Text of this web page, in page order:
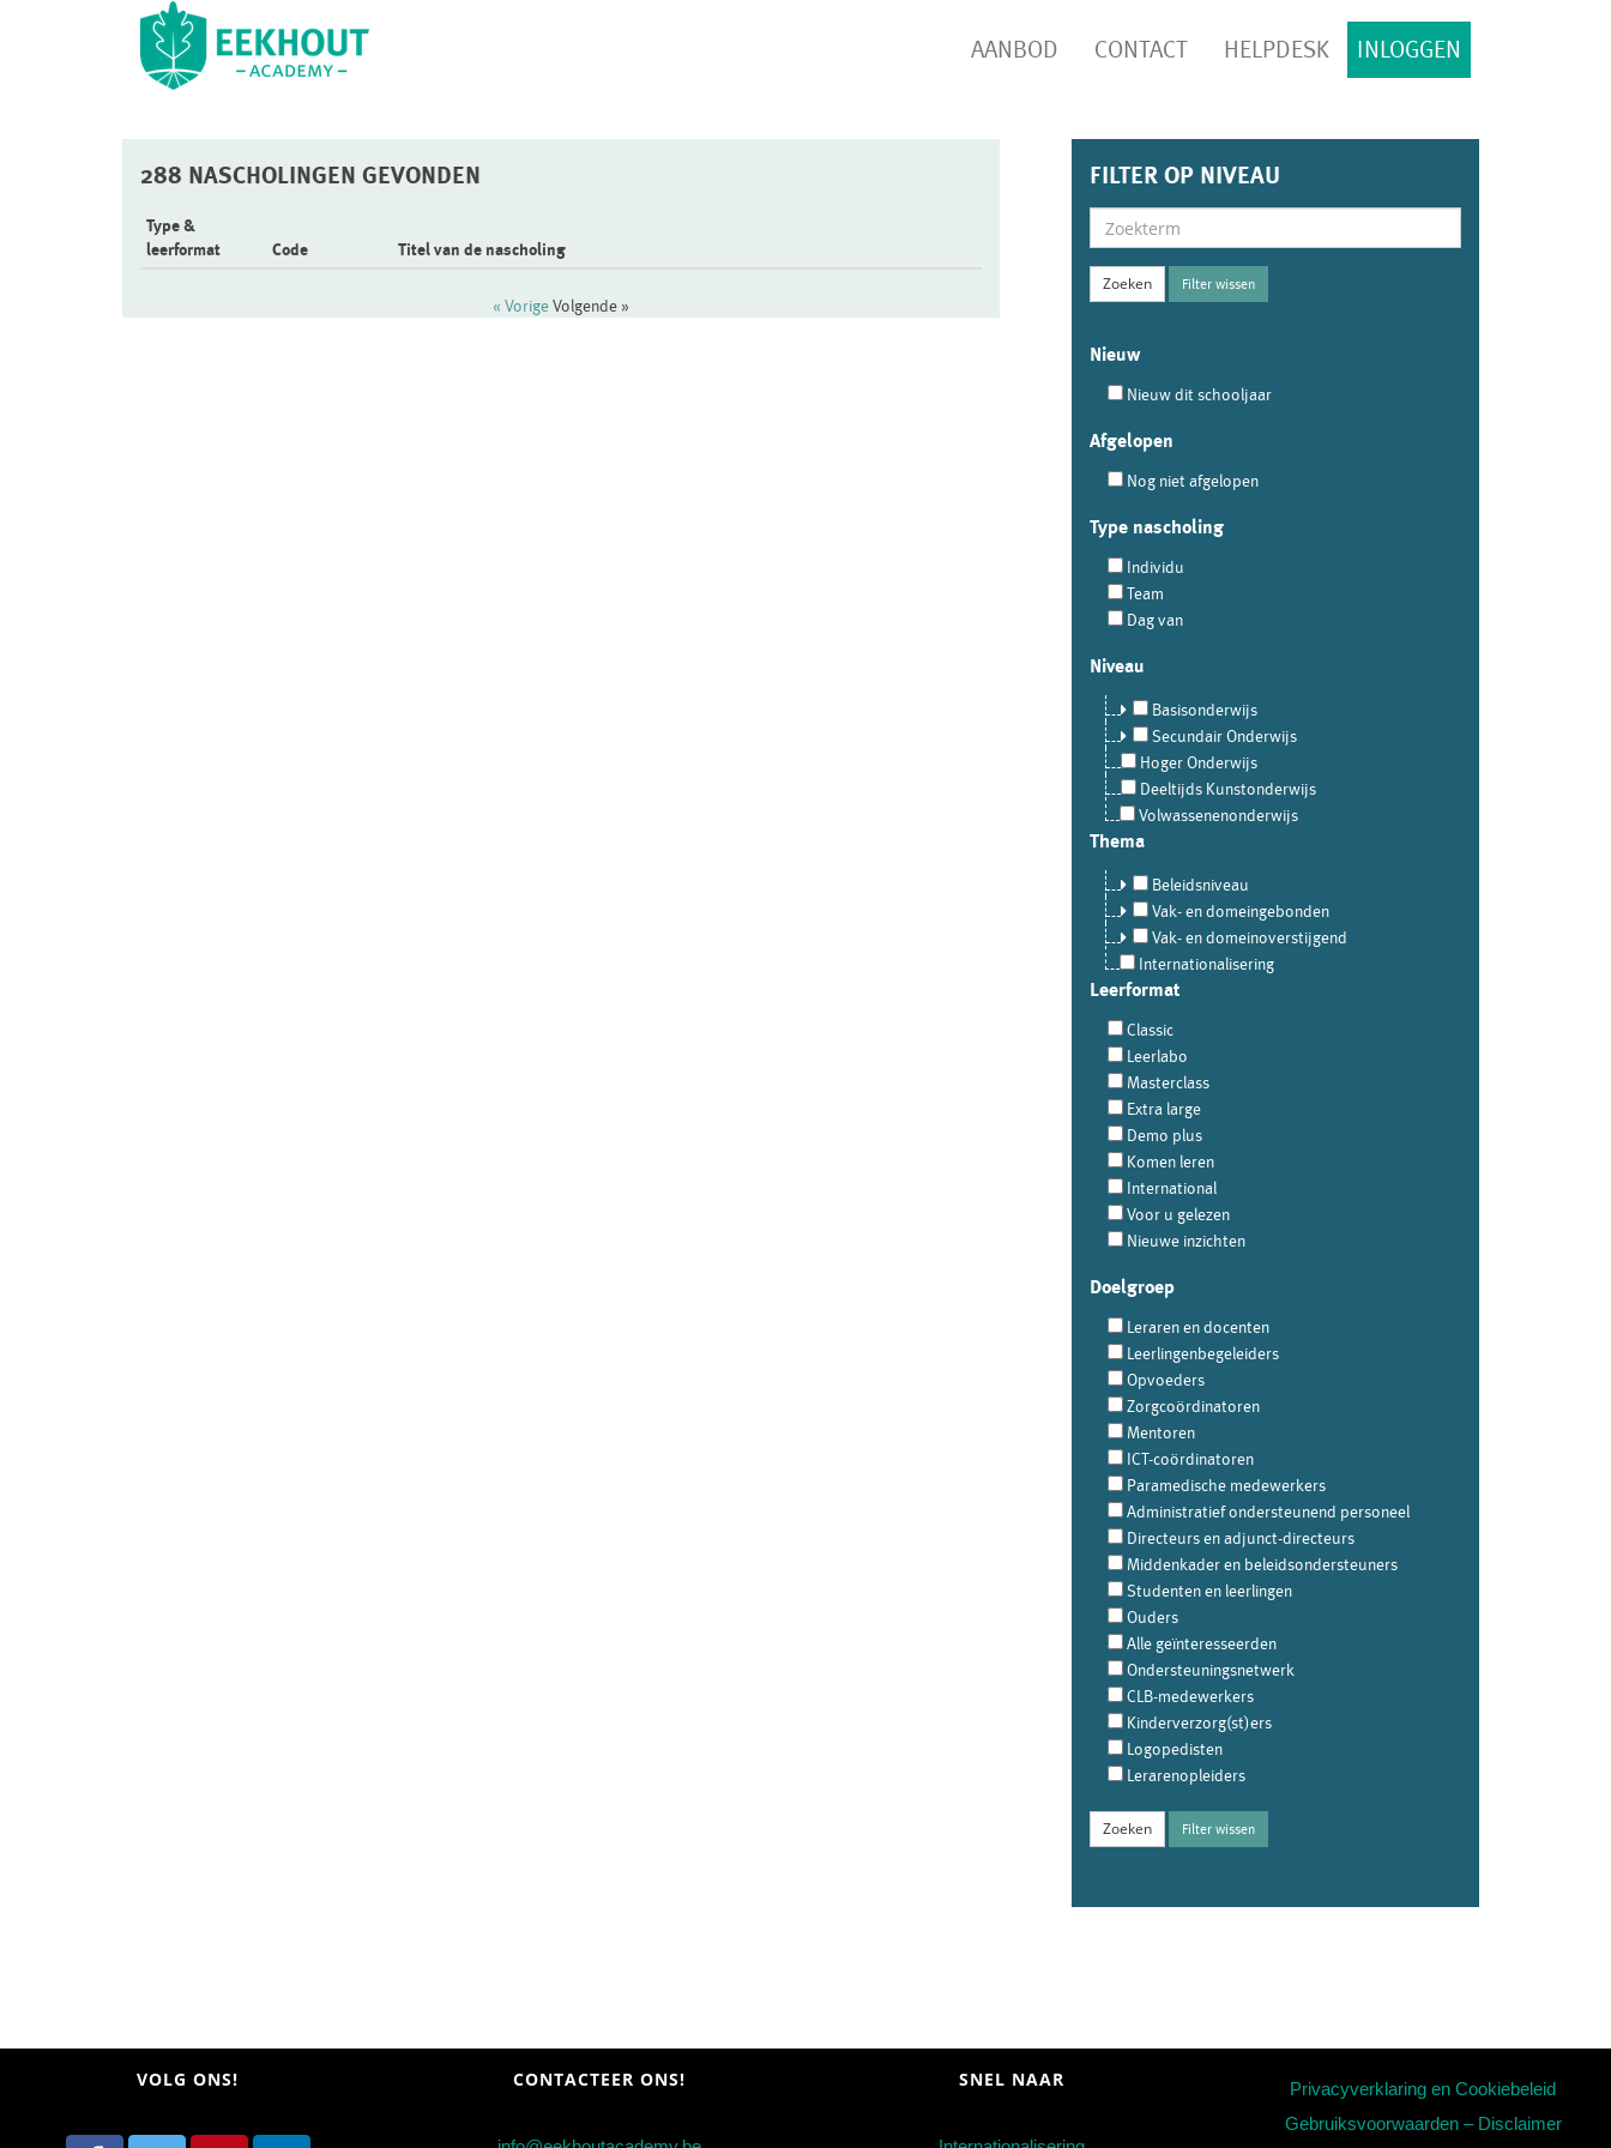
INLOGGEN
AANBOD CONTACT HELPDESK
288 NASCHOLINGEN GEVONDEN
Type &
leerformat
Code Titel van de nascholing
« VorigeVolgende »
FILTER OP NIVEAU
Filter wissen
Nieuw
Nieuw dit schooljaar
Afgelopen
Nog niet afgelopen
Type nascholing
Individu
Team
Dag van
Niveau
Basisonderwijs
Secundair Onderwijs
Hoger Onderwijs
Deeltijds Kunstonderwijs
Volwassenenonderwijs
Thema
Beleidsniveau
Vak- en domeingebonden
Vak- en domeinoverstijgend
Internationalisering
Leerformat
Classic
Leerlabo
Masterclass
Extra large
Demo plus
Komen leren
International
Voor u gelezen
Nieuwe inzichten
Doelgroep
Leraren en docenten
Leerlingenbegeleiders
Opvoeders
Zorgcoördinatoren
Mentoren
ICT-coördinatoren
Paramedische medewerkers
Administratief ondersteunend personeel
Directeurs en adjunct-directeurs
Middenkader en beleidsondersteuners
Studenten en leerlingen
Ouders
Alle geïnteresseerden
Ondersteuningsnetwerk
CLB-medewerkers
Kinderverzorg(st)ers
Logopedisten
Lerarenopleiders
Filter wissen
VOLG ONS! CONTACTEER ONS! SNEL NAAR
Privacyverklaring en Cookiebeleid
Gebruiksvoorwaarden – Disclaimer